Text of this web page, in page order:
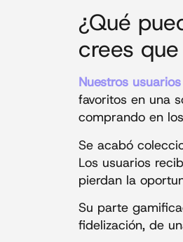
¿Qué
crees
Nuestros usuarios
favoritos en una
comprando en
Se acabó
Los usuarios
pierdan la
Su parte
fidelización, de